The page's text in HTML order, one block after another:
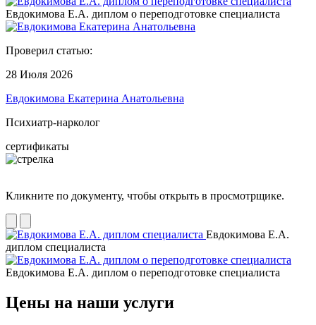
Евдокимова Е.А. диплом о переподготовке специалиста
Проверил статью:
28 Июля 2026
Евдокимова Екатерина Анатольевна
Психиатр-нарколог
сертификаты
Кликните по документу, чтобы открыть в просмотрщике.
Евдокимова Е.А.
диплом специалиста
Евдокимова Е.А. диплом о переподготовке специалиста
Цены на наши услуги